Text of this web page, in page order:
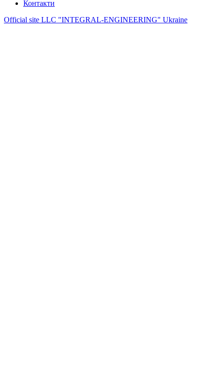
Контакти
Official site LLC "INTEGRAL-ENGINEERING" Ukraine